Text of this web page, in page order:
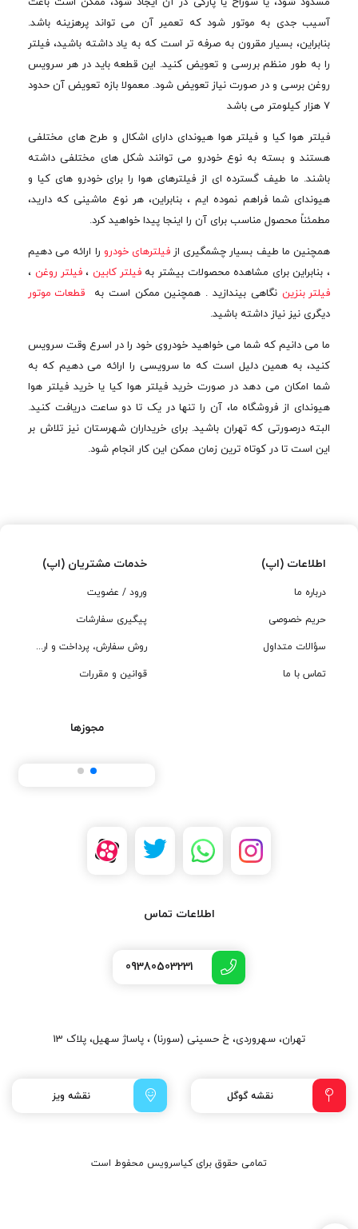
آسیب جدی به موتور شود که تعمیر آن می تواند پرهزینه باشد.
بنابراین، بسیار مقرون به صرفه تر است که به یاد داشته باشید، فیلتر
را به طور منظم بررسی و تعویض کنید. این قطعه باید در هر سرویس
روغن برسی و در صورت نیاز تعویض شود. معمولا بازه تعویض آن حدود
7 هزار کیلومتر می باشد
فیلتر هوا کیا و فیلتر هوا هیوندای دارای اشکال و طرح های مختلفی
هستند و بسته به نوع خودرو می توانند شکل های مختلفی داشته
باشند. ما طیف گسترده ای از فیلترهای هوا را برای خودرو های کیا و
هیوندای شما فراهم نموده ایم ، بنابراین، هر نوع ماشینی که دارید،
مطمئناً محصول مناسب برای آن را اینجا پیدا خواهید کرد.
همچنین ما طیف بسیار چشمگیری ازفیلترهای خودرو را ارائه می دهیم
، بنابراین برای مشاهده محصولات بیشتر بهفیلتر کابین ،فیلتر روغن ،
فیلتر بنزین نگاهی بیندازید . همچنین ممکن است به قطعات موتور
دیگری نیز نیاز داشته باشید.
ما می دانیم که شما می خواهید خودروی خود را در اسرع وقت سرویس
کنید، به همین دلیل است که ما سرویسی را ارائه می دهیم که به
شما امکان می دهد در صورت خرید فیلتر هوا کیا یا خرید فیلتر هوا
هیوندای از فروشگاه ما، آن را تنها در یک تا دو ساعت دریافت کنید.
البته درصورتی که تهران باشید. برای خریداران شهرستان نیز تلاش بر
این است تا در کوتاه ترین زمان ممکن این کار انجام شود.
اطلاعات (اپ)
درباره ما
حریم خصوصی
سؤالات متداول
تماس با ما
خدمات مشتریان (اپ)
ورود / عضویت
پیگیری سفارشات
روش سفارش، پرداخت و ارسال
قوانین و مقررات
مجوزها
اطلاعات تماس
09380503231
تهران، سهروردی، خ حسینی (سورنا) ، پاساژ سهیل، پلاک 13
نقشه گوگل نقشه ویز
تمامی حقوق برای کیاسرویس محفوط است